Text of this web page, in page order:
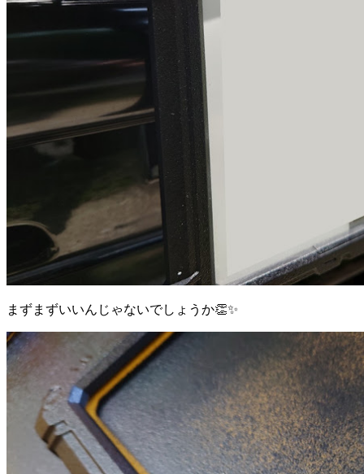
まずまずいいんじゃないでしょうか👏✨